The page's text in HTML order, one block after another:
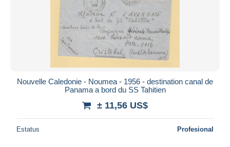
Nouvelle Caledonie - Noumea - 1956 - destination canal de
Panama a bord du SS Tahitien
± 11,56 US$
Estatus Profesional